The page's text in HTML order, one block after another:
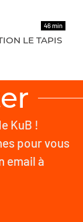
46 min
LE TAPIS
KuB !
pour vous
email à